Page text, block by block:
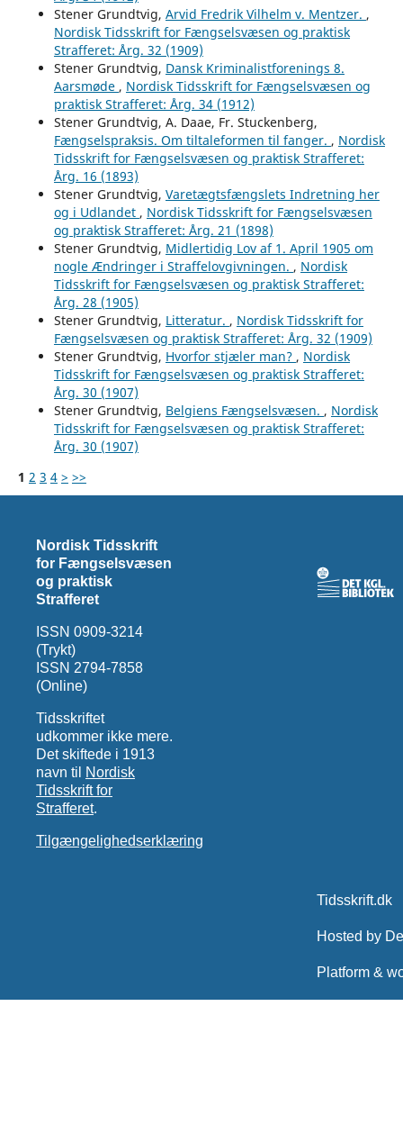
Stener Grundtvig, Arvid Fredrik Vilhelm v. Mentzer. ,
Nordisk Tidsskrift for Fængselsvæsen og praktisk
Strafferet: Årg. 32 (1909)
Stener Grundtvig, Dansk Kriminalistforenings 8.
Aarsmøde , Nordisk Tidsskrift for Fængselsvæsen og
praktisk Strafferet: Årg. 34 (1912)
Stener Grundtvig, A. Daae, Fr. Stuckenberg,
Fængselspraksis. Om tiltaleformen til fanger. , Nordisk
Tidsskrift for Fængselsvæsen og praktisk Strafferet:
Årg. 16 (1893)
Stener Grundtvig, Varetægtsfængslets Indretning her
og i Udlandet , Nordisk Tidsskrift for Fængselsvæsen
og praktisk Strafferet: Årg. 21 (1898)
Stener Grundtvig, Midlertidig Lov af 1. April 1905 om
nogle Ændringer i Straffelovgivningen. , Nordisk
Tidsskrift for Fængselsvæsen og praktisk Strafferet:
Årg. 28 (1905)
Stener Grundtvig, Litteratur. , Nordisk Tidsskrift for
Fængselsvæsen og praktisk Strafferet: Årg. 32 (1909)
Stener Grundtvig, Hvorfor stjæler man? , Nordisk
Tidsskrift for Fængselsvæsen og praktisk Strafferet:
Årg. 30 (1907)
Stener Grundtvig, Belgiens Fængselsvæsen. , Nordisk
Tidsskrift for Fængselsvæsen og praktisk Strafferet:
Årg. 30 (1907)
1 2 3 4 > >>
Nordisk Tidsskrift
for Fængselsvæsen
og praktisk
Strafferet
ISSN 0909-3214
(Trykt)
ISSN 2794-7858
(Online)
Tidsskriftet
udkommer ikke mere.
Det skiftede i 1913
navn til
Nordisk
Tidsskrift for
Strafferet.
Tilgængelighedserklæring